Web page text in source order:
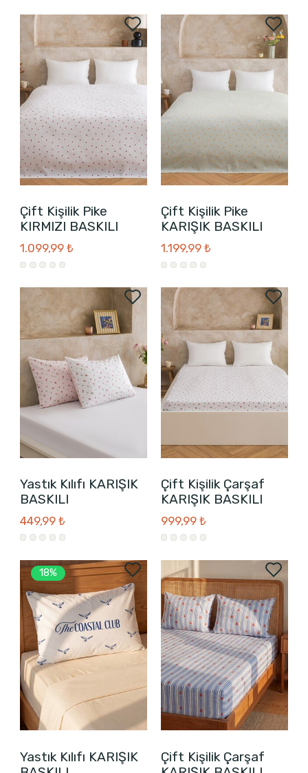
Çift Kişilik Pike
KIRMIZI BASKILI
1.099,99 ₺
Çift Kişilik Pike
KARIŞIK BASKILI
1.199,99 ₺
Yastık Kılıfı KARIŞIK
BASKILI
449,99 ₺
Çift Kişilik Çarşaf
KARIŞIK BASKILI
999,99 ₺
18%
Yastık Kılıfı KARIŞIK
Çift Kişilik Çarşaf